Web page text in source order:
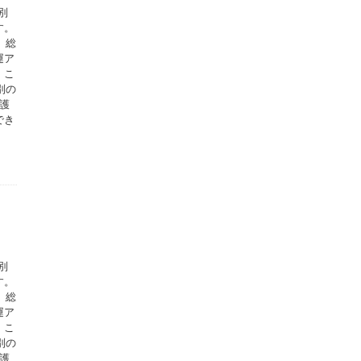
総
ア
の
総
ア
の